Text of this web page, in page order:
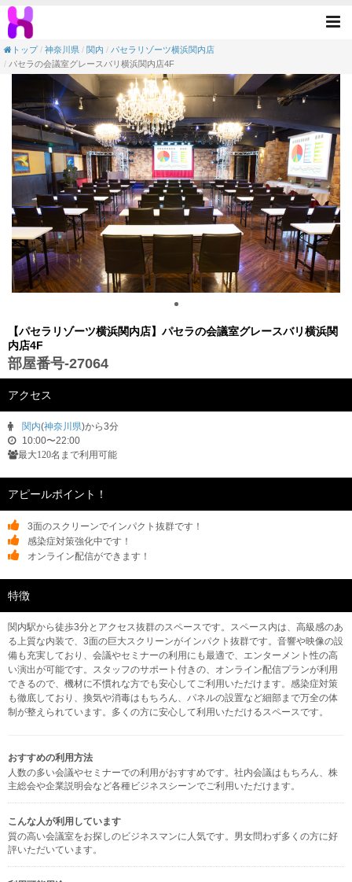
【会議室】パセラリゾーツ横浜関内店-パ
トップ
神奈川県 関内
パセラリゾーツ横浜関内店
パセラの会議室グレースバリ横浜関内店4F
【パセラリゾーツ横浜関内店】パセラの会議室グレースバリ横浜関
内店4F
部屋番号-27064
アクセス
関内(神奈川県)から3分
10:00〜22:00
最大120名まで利用可能
アピールポイント！
3面のスクリーンでインパクト抜群です！
感染症対策強化中です！
オンライン配信ができます！
特徴
関内駅から徒歩3分とアクセス抜群のスペースです。スペース内は、高級感のあ
る上質な内装で、3面の巨大スクリーンがインパクト抜群です。音響や映像の設
備も充実しており、会議やセミナーの利用にも最適で、エンターメント性の高
い演出が可能です。スタッフのサポート付きの、オンライン配信プランが利用
できるので、機材に不慣れな方でも安心してご利用いただけます。感染症対策
も徹底しており、換気や消毒はもちろん、パネルの設置など細部まで万全の体
制が整えられています。多くの方に安心して利用いただけるスペースです。
おすすめの利用方法
人数の多い会議やセミナーでの利用がおすすめです。社内会議はもちろん、株
主総会や企業説明会など各種ビジネスシーンでご利用いただけます。
こんな人が利用しています
質の高い会議室をお探しのビジネスマンに人気です。男女問わず多くの方に好
評いただいています。